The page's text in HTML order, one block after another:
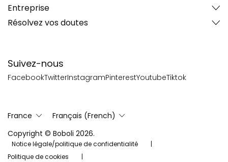
Suivez-nous
FacebookTwitterInstagramPinterestYoutubeTiktok
Entreprise
Résolvez vos doutes
France
Français (French)
Copyright © Boboli 2026.
Notice légale/politique de confidentialité
Politique de cookies